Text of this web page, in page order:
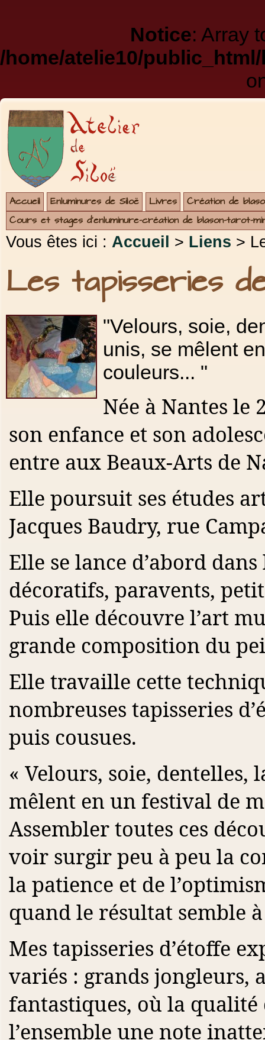
Notice: Array
/home/atelie10/
Accueil Enluminures de Siloë Livres
Création de
Cours et stages d'enluminure-création de blason-tarot-
Vous êtes ici : Accueil > Liens >
Les tapisseries
"Velours, soie,
unis, se mêlent
couleurs... "
Née à Nantes le
son enfance et son
entre aux Beaux-Arts de
Elle poursuit ses études
Jacques Baudry, rue
Elle se lance d’abord
décoratifs, paravents,
Puis elle découvre l’art
grande composition du
Elle travaille cette
nombreuses tapisseries
puis cousues.
« Velours, soie,
mêlent en un festival de
Assembler toutes ces
voir surgir peu à peu la
la patience et de
quand le résultat semble
Mes tapisseries d’étoffe
variés : grands jongleurs,
fantastiques, où la qualité
l’ensemble une note